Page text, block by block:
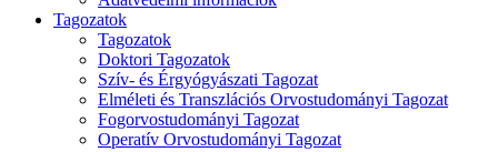
Tagozatok
Tagozatok
Doktori Tagozatok
Szív- és Érgyógyászati Tagozat
Elméleti és Transzlációs Orvostudományi Tagozat
Fogorvostudományi Tagozat
Operatív Orvostudományi Tagozat